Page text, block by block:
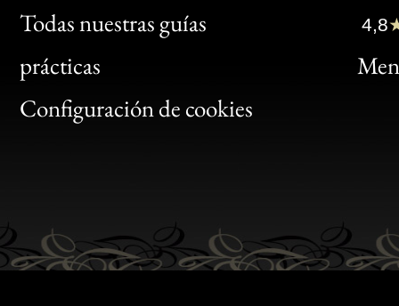
Todas nuestras guías
prácticas
Configuración de cookies
Clic
Bon
4,8